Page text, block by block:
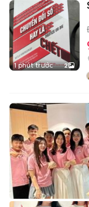
1 phút trước 2